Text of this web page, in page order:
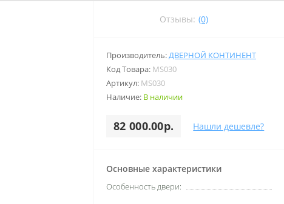
Отзывы: (0)
Производитель:ДВЕРНОЙ КОНТИНЕНТ
Код Товара: MS030
Артикул: MS030
Наличие: В наличии
82 000.00р. Нашли дешевле?
Основные характеристики
Особенность двери: